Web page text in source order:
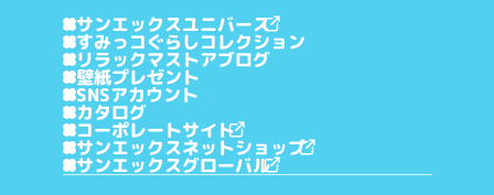
サンエックスユニバース
すみっコぐらしコレクション
リラックマストアブログ
壁紙プレゼント
SNSアカウント
カタログ
コーポレートサイト
サンエックスネットショップ
サンエックスグローバル